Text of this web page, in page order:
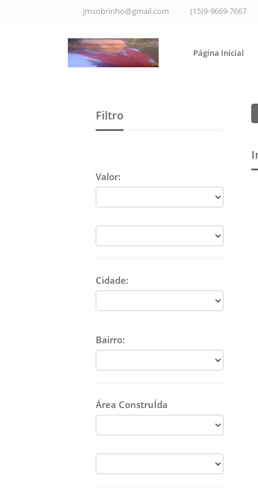
jmsobrinho@gmail.com (15)9-9669-7667
Página Inicial
Filtro
Valor:
Cidade:
Bairro:
Área ConstruÍda